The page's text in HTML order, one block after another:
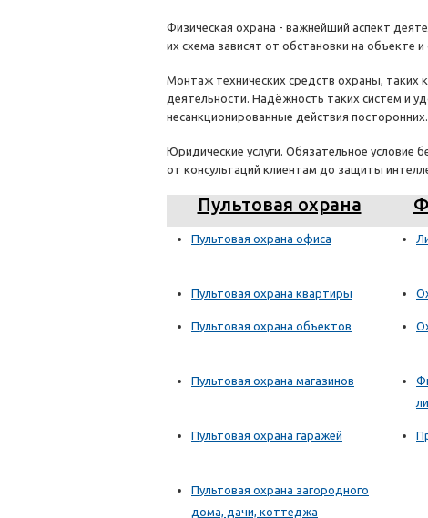
Физическая охрана - важнейший аспект
их схема зависят от обстановки на объекте
Монтаж технических средств охраны, таких
деятельности. Надёжность таких систем и
несанкционированные действия посторонних.
Юридические услуги. Обязательное
от консультаций клиентам до защиты
Пультовая охрана
Пультовая охрана офиса
Пультовая охрана квартиры
Пультовая охрана объектов
Пультовая охрана магазинов
Пультовая охрана гаражей
Пультовая охрана загородного
дома, дачи, коттеджа